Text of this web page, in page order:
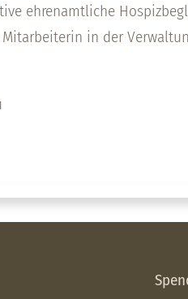
ehrenamtliche
in der